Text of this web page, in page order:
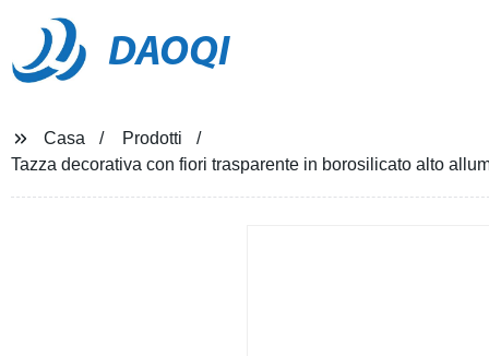
DAOQI
Casa
Prodotti
Tazza decorativa con fiori trasparente in borosilicato alto